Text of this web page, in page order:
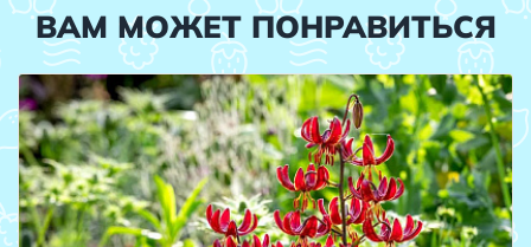
ВАМ МОЖЕТ ПОНРАВИТЬСЯ